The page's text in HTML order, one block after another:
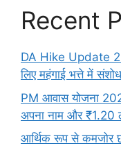
Recent
DA Hike Update
लिए महंगाई भत्ते में
PM आवास योजना
अपना नाम और ₹1.20
आर्थिक रूप से कमजोर